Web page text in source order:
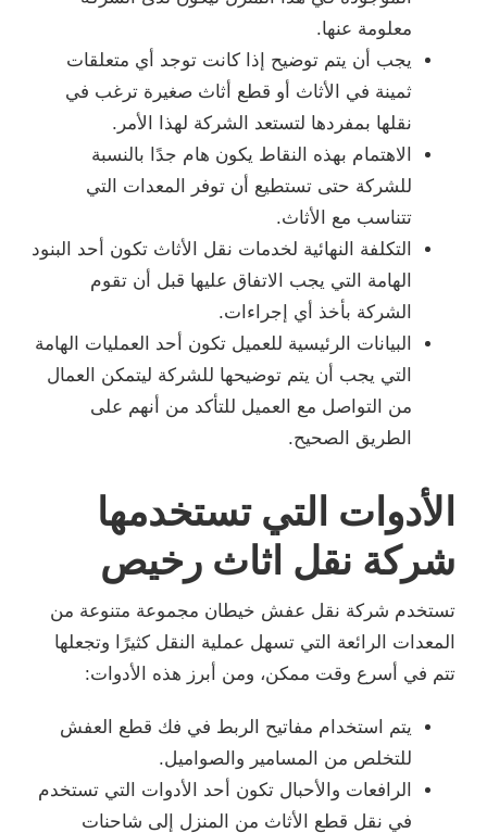
معلومة عنها.
يجب أن يتم توضيح إذا كانت توجد أي متعلقات
ثمينة في الأثاث أو قطع أثاث صغيرة ترغب في
نقلها بمفردها لتستعد الشركة لهذا الأمر.
الاهتمام بهذه النقاط يكون هام جدًا بالنسبة
للشركة حتى تستطيع أن توفر المعدات التي
تتناسب مع الأثاث.
التكلفة النهائية لخدمات نقل الأثاث تكون أحد البنود
الهامة التي يجب الاتفاق عليها قبل أن تقوم
الشركة بأخذ أي إجراءات.
البيانات الرئيسية للعميل تكون أحد العمليات الهامة
التي يجب أن يتم توضيحها للشركة ليتمكن العمال
من التواصل مع العميل للتأكد من أنهم على
الطريق الصحيح.
الأدوات التي تستخدمها
شركة نقل اثاث رخيص
تستخدم شركة نقل عفش خيطان مجموعة متنوعة من
المعدات الرائعة التي تسهل عملية النقل كثيرًا وتجعلها
تتم في أسرع وقت ممكن، ومن أبرز هذه الأدوات:
يتم استخدام مفاتيح الربط في فك قطع العفش
للتخلص من المسامير والصواميل.
الرافعات والأحبال تكون أحد الأدوات التي تستخدم
في نقل قطع الأثاث من المنزل إلى شاحنات